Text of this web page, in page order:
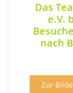
Das
e.V.
nach
Zur